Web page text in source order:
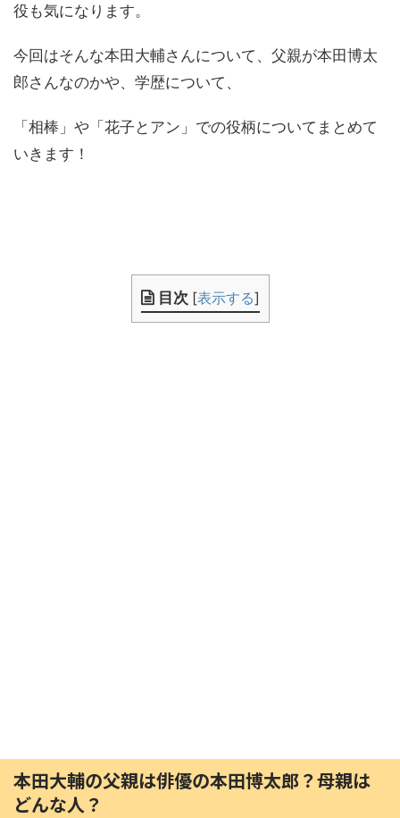
役も気になります。
今回はそんな本田大輔さんについて、父親が本田博太
郎さんなのかや、学歴について、
「相棒」や「花子とアン」での役柄についてまとめて
いきます！
目次 [表示する]
本田大輔の父親は俳優の本田博太郎？母親は
どんな人？